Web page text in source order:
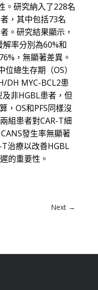
。研究納入了228名
，其中包括73名
。研究結果顯示，
率分別為60%和
，無顯著差異。
總生存期（OS）
DH MYC-BCL2患
非HGBL患者，但
，OS和PFS同樣沒
組患者對CAR-T細
發生率無顯著
治療以改善HGBL
的重要性。
Next →